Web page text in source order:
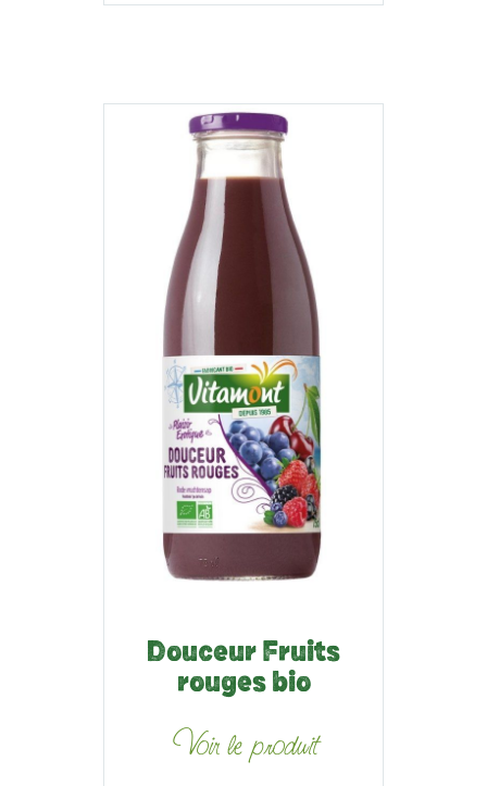
Douceur Fruits
rouges bio
Voir le produit